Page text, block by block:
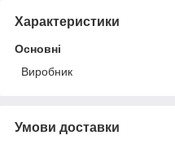
Характеристики
Основні
Виробник
Умови доставки